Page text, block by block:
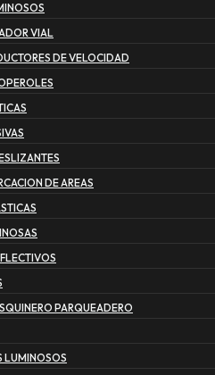
VIAL
DE VELOCIDAD
DE AREAS
PARQUEADERO
LUMINOSOS